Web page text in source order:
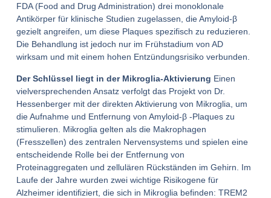
FDA (Food and Drug Administration) drei monoklonale
Antikörper für klinische Studien zugelassen, die Amyloid-β
gezielt angreifen, um diese Plaques spezifisch zu reduzieren.
Die Behandlung ist jedoch nur im Frühstadium von AD
wirksam und mit einem hohen Entzündungsrisiko verbunden.
Der Schlüssel liegt in der Mikroglia-Aktivierung Einen
vielversprechenden Ansatz verfolgt das Projekt von Dr.
Hessenberger mit der direkten Aktivierung von Mikroglia, um
die Aufnahme und Entfernung von Amyloid-β -Plaques zu
stimulieren. Mikroglia gelten als die Makrophagen
(Fresszellen) des zentralen Nervensystems und spielen eine
entscheidende Rolle bei der Entfernung von
Proteinaggregaten und zellulären Rückständen im Gehirn. Im
Laufe der Jahre wurden zwei wichtige Risikogene für
Alzheimer identifiziert, die sich in Mikroglia befinden: TREM2